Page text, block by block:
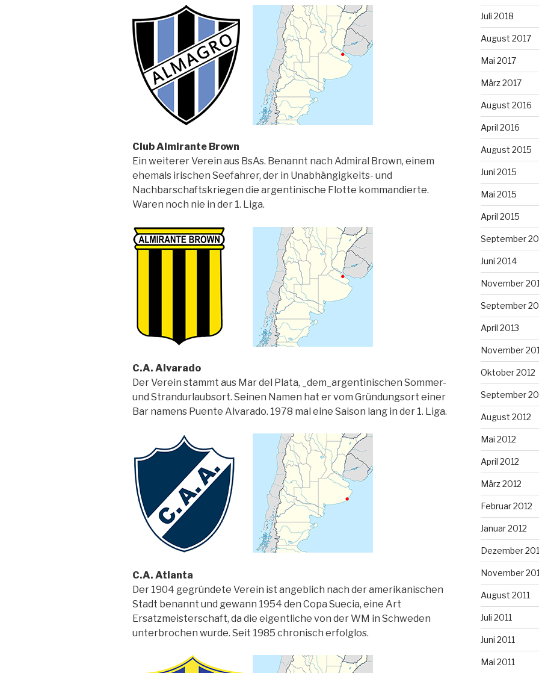
Club Almirante Brown
Ein weiterer Verein aus BsAs. Benannt nach Admiral Brown, einem
ehemals irischen Seefahrer, der in Unabhängigkeits- und
Nachbarschaftskriegen die argentinische Flotte kommandierte.
Waren noch nie in der 1. Liga.
C.A. Alvarado
Der Verein stammt aus Mar del Plata, _dem_argentinischen Sommer-
und Strandurlaubsort. Seinen Namen hat er vom Gründungsort einer
Bar namens Puente Alvarado. 1978 mal eine Saison lang in der 1. Liga.
C.A. Atlanta
Der 1904 gegründete Verein ist angeblich nach der amerikanischen
Stadt benannt und gewann 1954 den Copa Suecia, eine Art
Ersatzmeisterschaft, da die eigentliche von der WM in Schweden
unterbrochen wurde. Seit 1985 chronisch erfolglos.
Juli 2018
August 2017
Mai 2017
März 2017
August 2016
April 2016
August 2015
Juni 2015
Mai 2015
April 2015
September
Juni 2014
November
September
April 2013
November
Oktober 2012
September
August 2012
Mai 2012
April 2012
März 2012
Februar 2012
Januar 2012
Dezember
November
August 2011
Juli 2011
Juni 2011
Mai 2011